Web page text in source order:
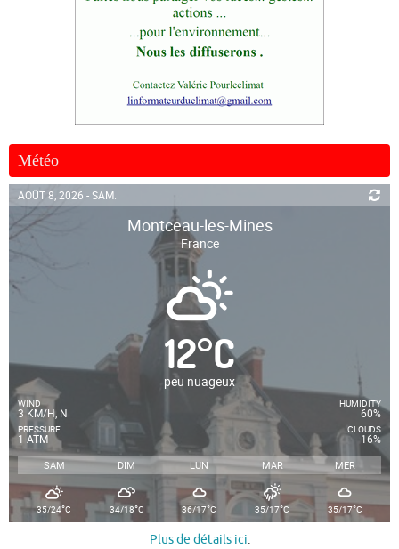
Météo
AOÛT 8, 2026 - SAM.
Montceau-les-Mines
France
12°C
peu nuageux
WIND
3 KM/H, N
PRESSURE
1 ATM
HUMIDITY
60%
CLOUDS
16%
SAM DIM LUN MAR MER
35/24°C 34/18°C 36/17°C 35/17°C 35/17°C
Plus de détails ici.